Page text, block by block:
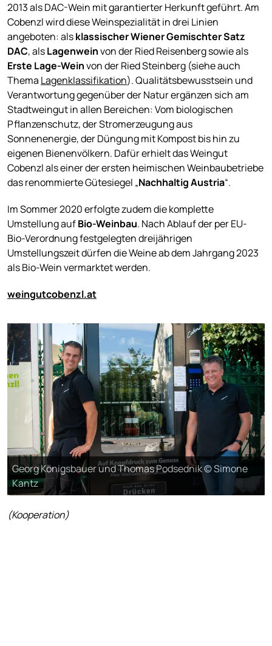
2013 als DAC-Wein mit garantierter Herkunft geführt. Am
Cobenzl wird diese Weinspezialität in drei Linien
angeboten: alsklassischer Wiener Gemischter Satz
DAC, alsLagenweinvon der Ried Reisenberg sowie als
Erste Lage-Weinvon der Ried Steinberg (siehe auch
Thema Lagenklassifikation). Qualitätsbewusstsein und
Verantwortung gegenüber der Natur ergänzen sich am
Stadtweingut in allen Bereichen: Vom biologischen
Pflanzenschutz, der Stromerzeugung aus
Sonnenenergie, der Düngung mit Kompost bis hin zu
eigenen Bienenvölkern. Dafür erhielt das Weingut
Cobenzl als einer der ersten heimischen Weinbaubetriebe
das renommierte Gütesiegel „Nachhaltig Austria“.
Im Sommer 2020 erfolgte zudem die komplette
Umstellung aufBio-Weinbau. Nach Ablauf der per EU-
Bio-Verordnung festgelegten dreijährigen
Umstellungszeit dürfen die Weine ab dem Jahrgang 2023
als Bio-Wein vermarktet werden.
weingutcobenzl.at
Georg Königsbauer und Thomas Podsednik © Simone
Kantz
(Kooperation)